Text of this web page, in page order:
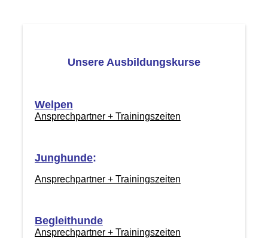
Unsere Ausbildungskurse
Welpen
Ansprechpartner + Trainingszeiten
Junghunde:
Ansprechpartner + Trainingszeiten
Begleithunde
Ansprechpartner + Trainingszeiten